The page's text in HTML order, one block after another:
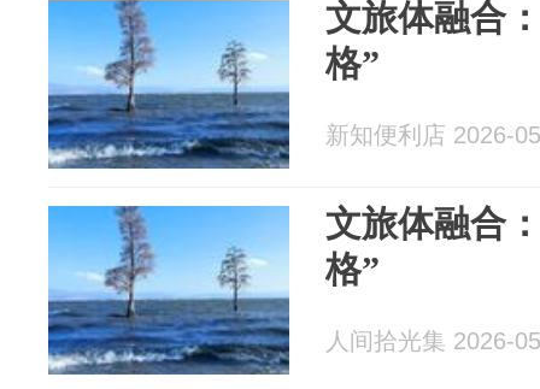
文旅体融合
格”
新知便利店 2026-
文旅体融合
格”
人间拾光集 2026-